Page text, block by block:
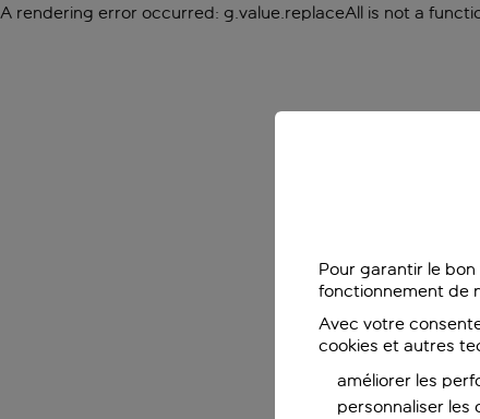
A rendering error occurred: g.value.replaceAll is not a
Pour garantir le
fonctionnement de
Avec votre
cookies et autres
améliorer les
personnaliser les